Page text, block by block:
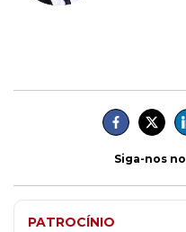
Siga-nos no
PATROCÍNIO